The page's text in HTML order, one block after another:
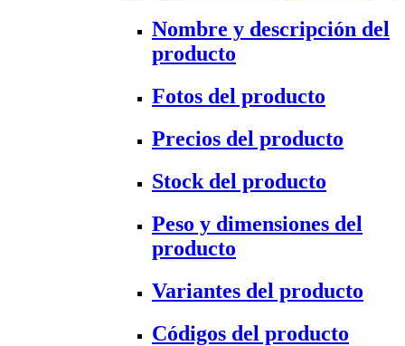
Nombre y descripción del
producto
Fotos del producto
Precios del producto
Stock del producto
Peso y dimensiones del
producto
Variantes del producto
Códigos del producto